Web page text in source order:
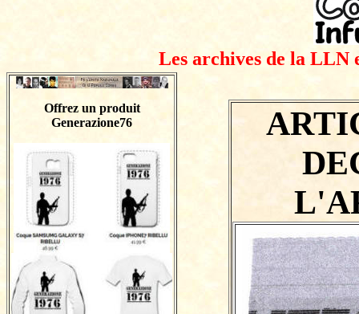
Les archives de la LLN
Offrez un produit
Generazione76